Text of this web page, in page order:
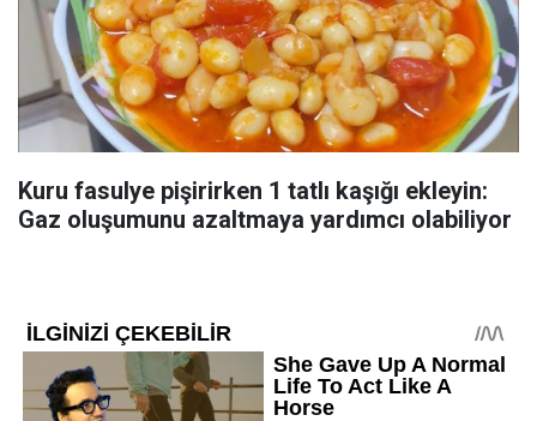
Kuru fasulye pişirirken 1 tatlı kaşığı ekleyin:
Gaz oluşumunu azaltmaya yardımcı olabiliyor